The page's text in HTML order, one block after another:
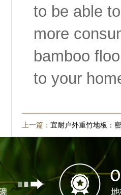
to be able
more
bamboo
to your
上一篇： 宜耐户外重竹地板：